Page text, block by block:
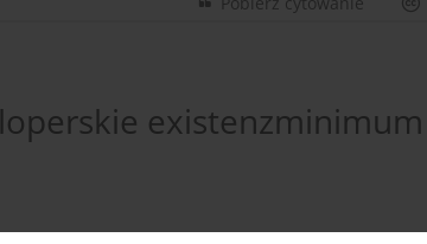
existenzminimum